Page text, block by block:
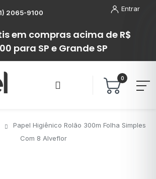
2065-9100
em compras acima de R$
para SP e Grande SP
Entrar
0
Papel Higiênico Rolão 300m Folha Simples
Com 8 Alveflor